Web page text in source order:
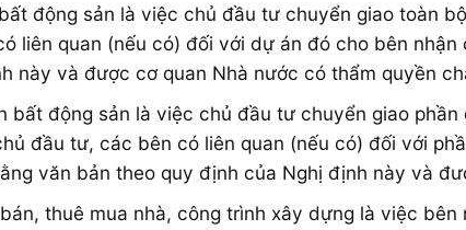
động sản là việc chủ đầu tư chuyển giao toàn
liên quan (nếu có) đối với dự án đó cho bên
này và được cơ quan Nhà nước có thẩm quyền
bất động sản là việc chủ đầu tư chuyển giao
đầu tư, các bên có liên quan (nếu có) đối với
văn bản theo quy định của Nghị định này và
thuê mua nhà, công trình xây dựng là việc